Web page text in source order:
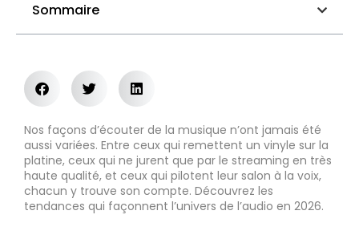
Sommaire
Nos façons d’écouter de la musique n’ont jamais été
aussi variées. Entre ceux qui remettent un vinyle sur la
platine, ceux qui ne jurent que par le streaming en très
haute qualité, et ceux qui pilotent leur salon à la voix,
chacun y trouve son compte. Découvrez les
tendances qui façonnent l’univers de l’audio en 2026.